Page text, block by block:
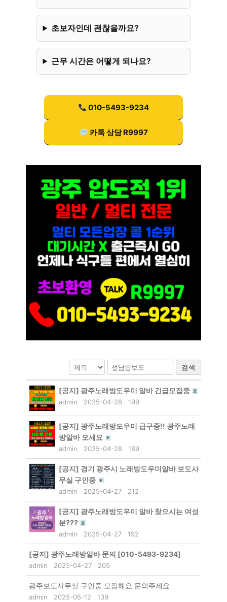
초보자인데 괜찮을까요?
근무 시간은 어떻게 되나요?
010-5493-9234
카톡 상담 R9997
검색
[공지] 광주노래방도우미 알바 긴급모집중
admin 2025-04-28 199
[공지] 광주노래방도우미 급구중!! 광주노래
방알바 오세요
admin 2025-04-28 189
[공지] 경기 광주시 노래방도우미알바 보도사
무실 구인중
admin 2025-04-27 212
[공지] 광주노래방도우미 알바 찾으시는 여성
분???
admin 2025-04-27 192
[공지] 광주노래방알바 문의 [010-5493-9234]
admin 2025-04-27 205
광주보도사무실 구인중 모집해요 문의주세요
admin 2025-05-12 139